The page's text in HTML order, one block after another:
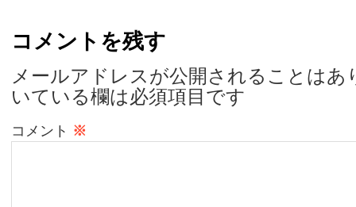
コメントを残す
メールアドレスが公開されることはあ
いている欄は必須項目です
コメント ※